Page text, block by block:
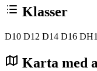
Klasser
D10 D12 D14 D16
Karta med